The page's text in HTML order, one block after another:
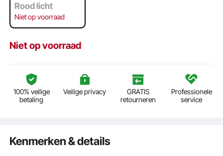
Rood licht
Niet op voorraad
Niet op voorraad
100% veilige
betaling
Veilige privacy
GRATIS
retourneren
Professionele
service
Kenmerken & details